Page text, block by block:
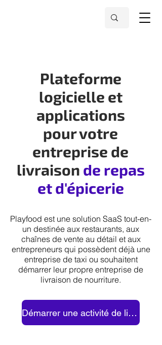
Plateforme
logicielle et
applications
pour votre
entreprise de
livraison de repas
et d'épicerie
Playfood est une solution SaaS tout-en-
un destinée aux restaurants, aux
chaînes de vente au détail et aux
entrepreneurs qui possèdent déjà une
entreprise de taxi ou souhaitent
démarrer leur propre entreprise de
livraison de nourriture.
Démarrer une activité de livraison